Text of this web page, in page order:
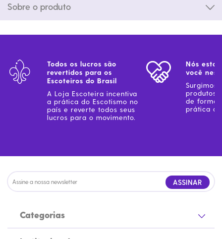
Sobre o produto
Todos os lucros são
revertidos para os
Escoteiros do Brasil
A Loja Escoteira incentiva
a prática do Escotismo no
país e reverte todos seus
lucros para o movimento.
Nós
você
Surgimos
produtos
de forma
prática
ASSINAR
Categorias